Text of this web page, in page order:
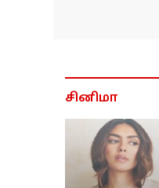
சினிமா